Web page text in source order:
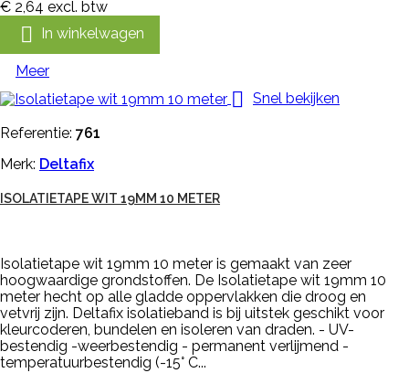
€ 2,64 excl. btw
 In winkelwagen
Meer

Snel bekijken
Referentie: 761
Merk: Deltafix
ISOLATIETAPE WIT 19MM 10 METER
Isolatietape wit 19mm 10 meter is gemaakt van zeer
hoogwaardige grondstoffen. De Isolatietape wit 19mm 10
meter hecht op alle gladde oppervlakken die droog en
vetvrij zijn. Deltafix isolatieband is bij uitstek geschikt voor
kleurcoderen, bundelen en isoleren van draden. - UV-
bestendig -weerbestendig - permanent verlijmend -
temperatuurbestendig (-15° C...